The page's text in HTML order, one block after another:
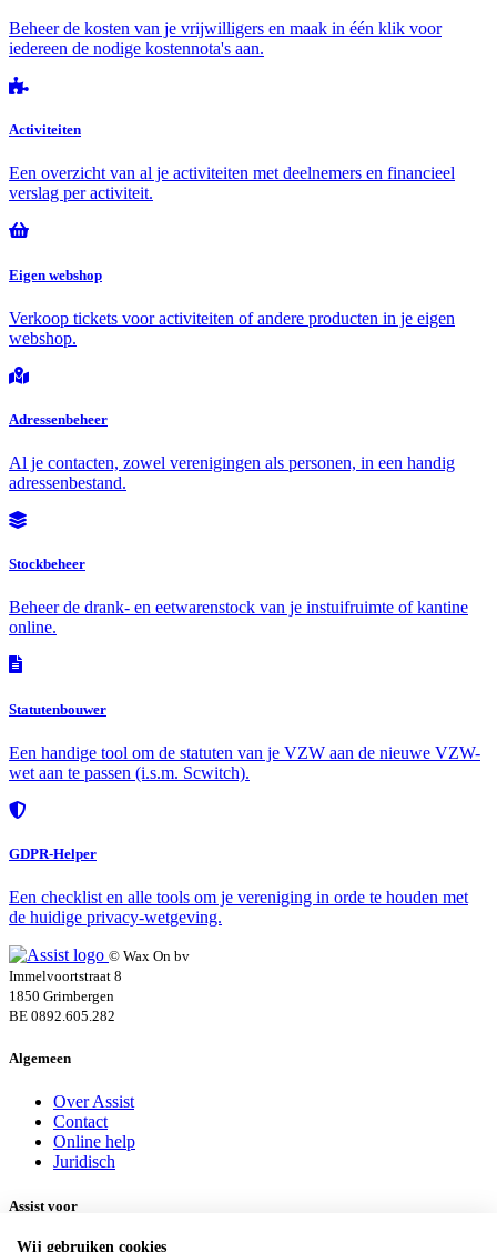
Beheer de kosten van je vrijwilligers en maak in één klik voor
iedereen de nodige kostennota's aan.
Activiteiten
Een overzicht van al je activiteiten met deelnemers en financieel
verslag per activiteit.
Eigen webshop
Verkoop tickets voor activiteiten of andere producten in je eigen
webshop.
Adressenbeheer
Al je contacten, zowel verenigingen als personen, in een handig
adressenbestand.
Stockbeheer
Beheer de drank- en eetwarenstock van je instuifruimte of kantine
online.
Statutenbouwer
Een handige tool om de statuten van je VZW aan de nieuwe VZW-
wet aan te passen (i.s.m. Scwitch).
GDPR-Helper
Een checklist en alle tools om je vereniging in orde te houden met
de huidige privacy-wetgeving.
© Wax On bv
Immelvoortstraat 8
1850 Grimbergen
BE 0892.605.282
Algemeen
Over Assist
Contact
Online help
Juridisch
Assist voor
Wij gebruiken cookies